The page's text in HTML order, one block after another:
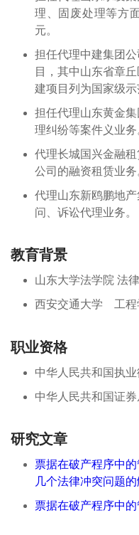
理、固废处理等方
元。
担任代理中建集团
目，其中山东省章
建项目列为国家级示
担任代理山东黄金
理纠纷等案件义业务
代理长城国兴金融
公司的融资租赁业务
代理山东新鸥鹏地
问、诉讼代理业务。
教育背景
山东大学法学院 法
西安交通大学 工程
职业资格
中华人民共和国执
中华人民共和国证
研究文章
票据在破产程序中
几个法律冲突问题
票据在破产程序中